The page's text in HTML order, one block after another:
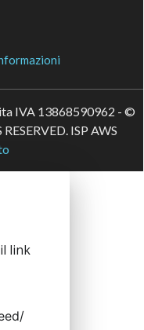
IVA 13868590962 - ©
ISP AWS
link